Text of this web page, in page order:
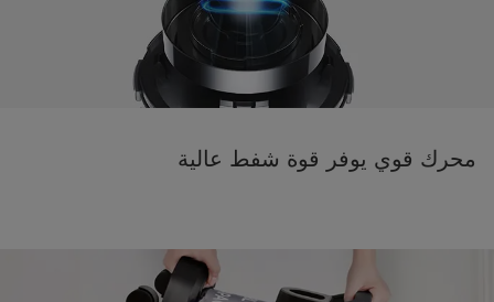
محرك قوي يوفر قوة شفط عالية